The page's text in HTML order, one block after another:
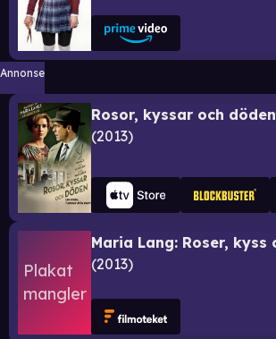
Annonse
Rosor, kyssar och döden
2013
2013